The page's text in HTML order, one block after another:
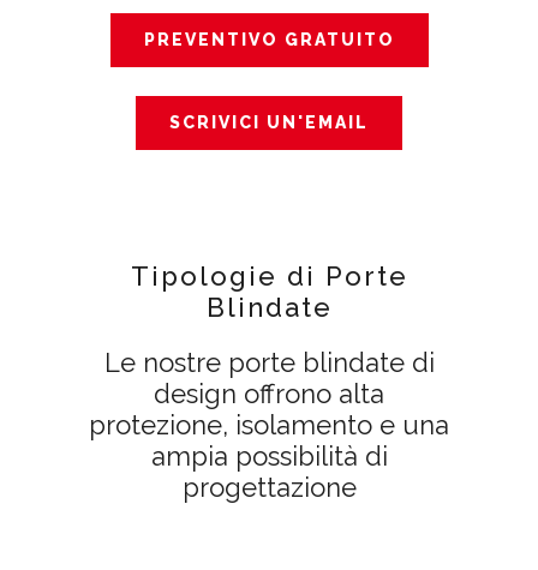
PREVENTIVO GRATUITO
SCRIVICI UN'EMAIL
Tipologie di Porte
Blindate
Le nostre porte blindate di
design offrono alta
protezione, isolamento e una
ampia possibilità di
progettazione